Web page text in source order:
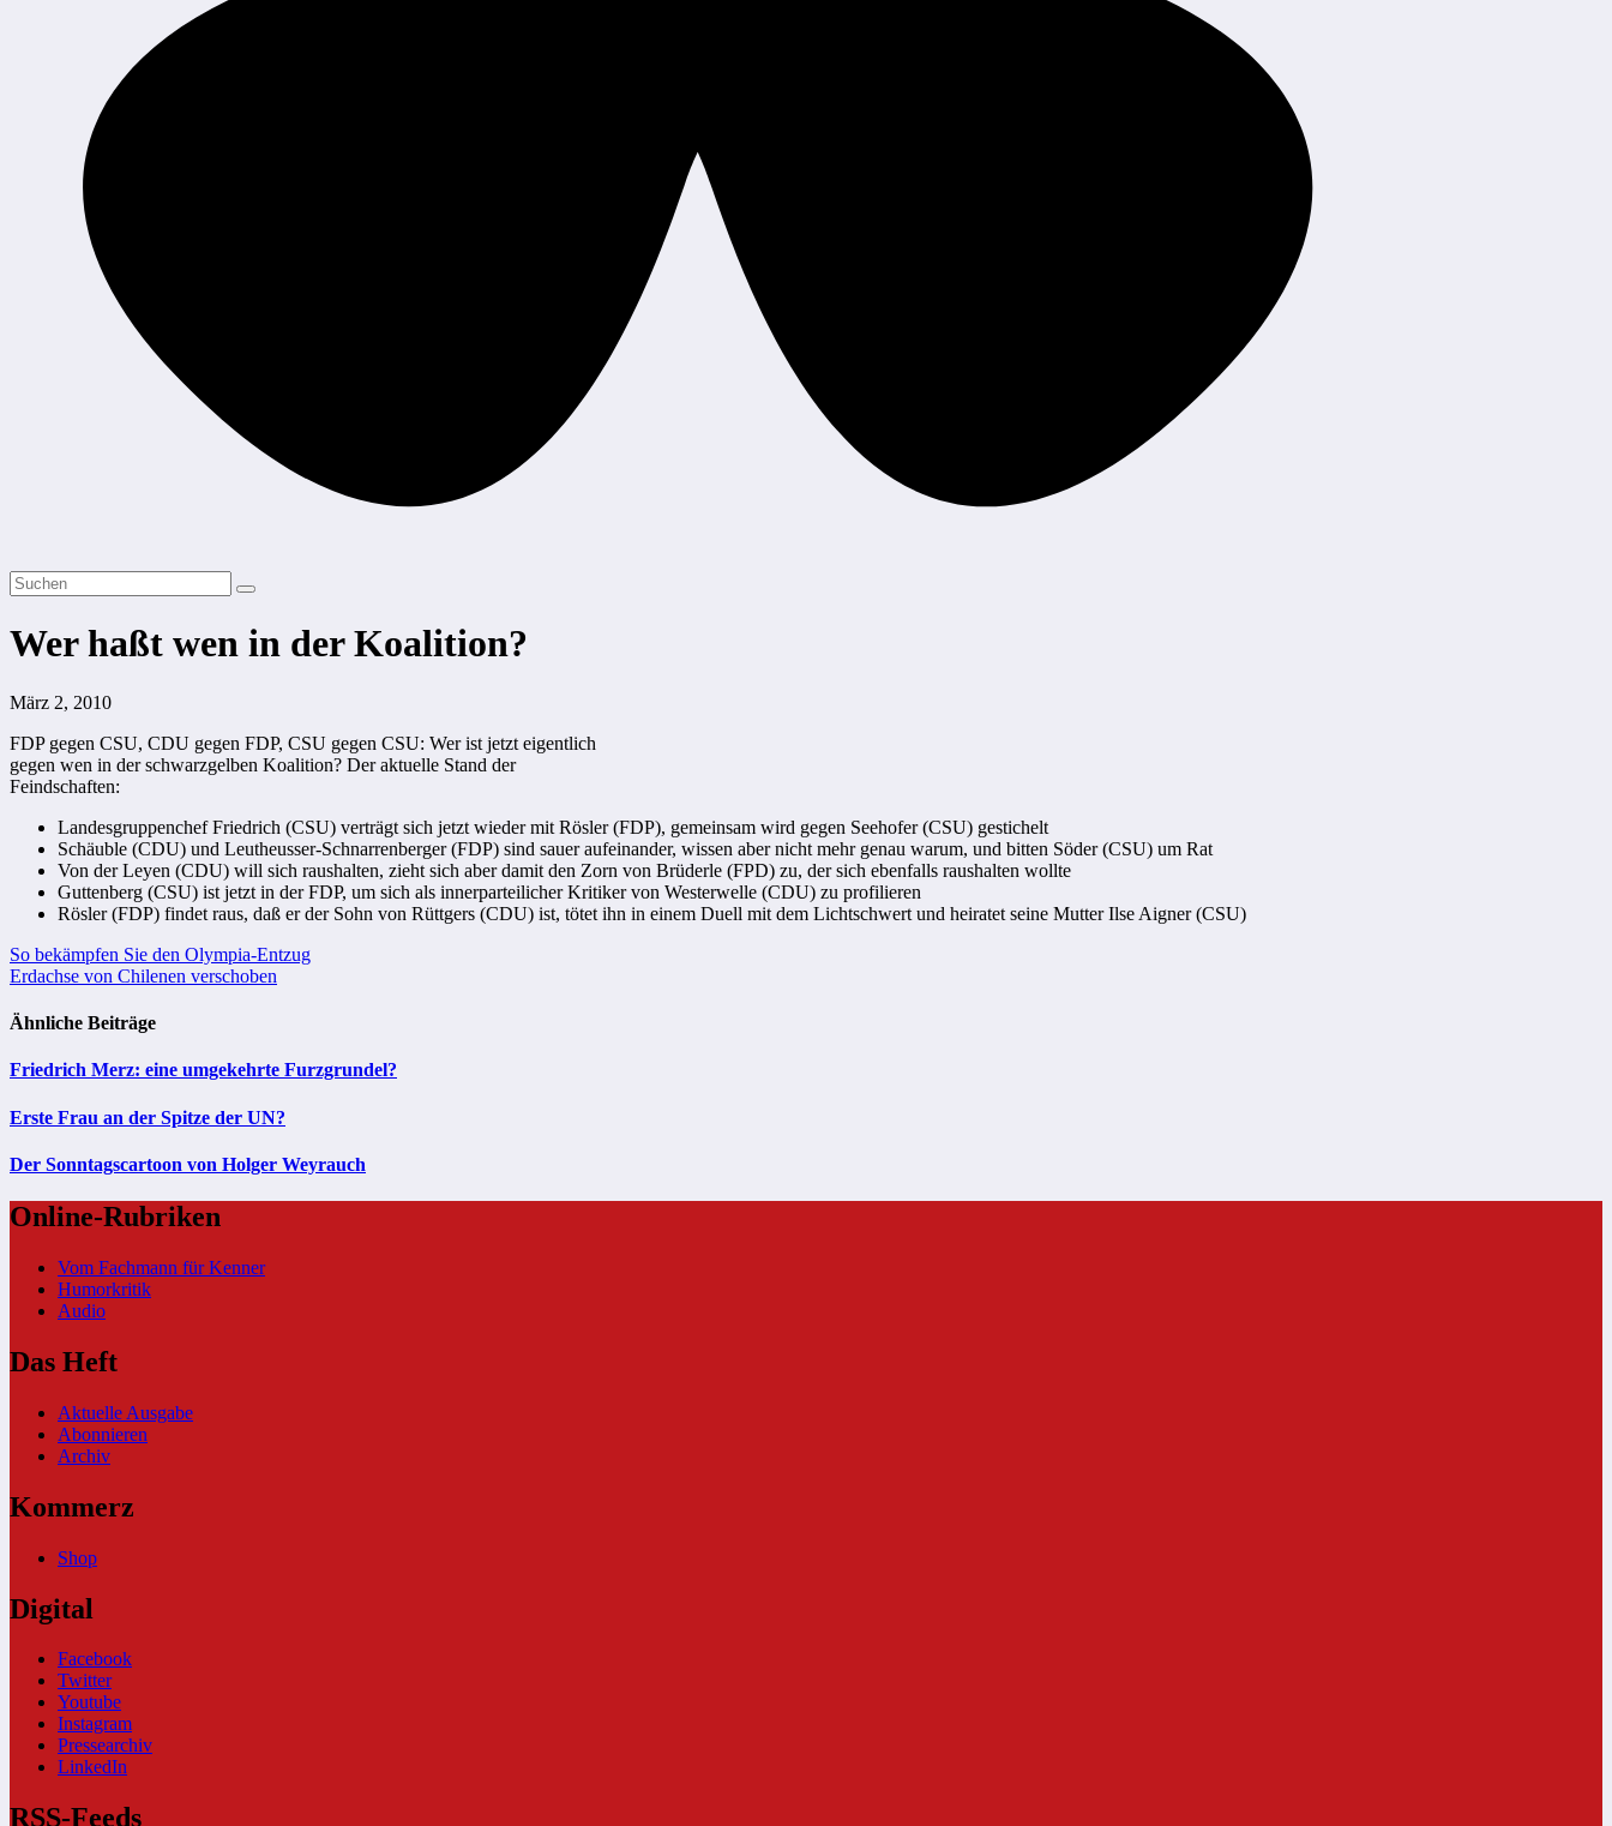
Wer haßt wen in der Koalition?
März 2, 2010
FDP gegen CSU, CDU gegen FDP, CSU gegen CSU: Wer ist jetzt eigentlich
gegen wen in der schwarzgelben Koalition? Der aktuelle Stand der
Feindschaften:
Landesgruppenchef Friedrich (CSU) verträgt sich jetzt wieder mit Rösler (FDP), gemeinsam wird gegen Seehofer (CSU) gestichelt
Schäuble (CDU) und Leutheusser-Schnarrenberger (FDP) sind sauer aufeinander, wissen aber nicht mehr genau warum, und bitten Söder (CSU) um Rat
Von der Leyen (CDU) will sich raushalten, zieht sich aber damit den Zorn von Brüderle (FPD) zu, der sich ebenfalls raushalten wollte
Guttenberg (CSU) ist jetzt in der FDP, um sich als innerparteilicher Kritiker von Westerwelle (CDU) zu profilieren
Rösler (FDP) findet raus, daß er der Sohn von Rüttgers (CDU) ist, tötet ihn in einem Duell mit dem Lichtschwert und heiratet seine Mutter Ilse Aigner (CSU)
Beitragsnavigation
So bekämpfen Sie den Olympia-Entzug
Erdachse von Chilenen verschoben
Ähnliche Beiträge
Friedrich Merz: eine umgekehrte Furzgrundel?
Erste Frau an der Spitze der UN?
Der Sonntagscartoon von Holger Weyrauch
Online-Rubriken
Vom Fachmann für Kenner
Humorkritik
Audio
Das Heft
Aktuelle Ausgabe
Abonnieren
Archiv
Kommerz
Shop
Digital
Facebook
Twitter
Youtube
Instagram
Pressearchiv
LinkedIn
RSS-Feeds